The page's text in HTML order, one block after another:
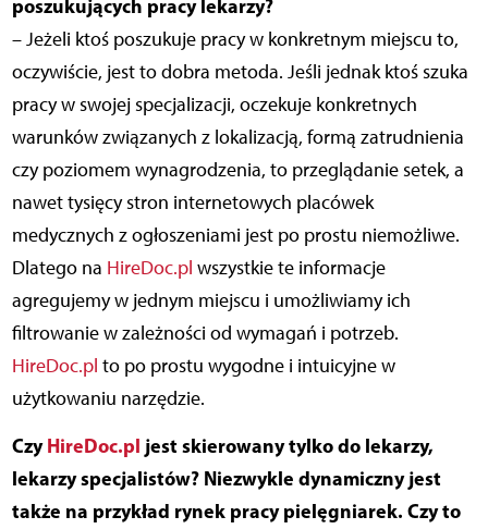
poszukujących pracy lekarzy?
– Jeżeli ktoś poszukuje pracy w konkretnym miejscu to,
oczywiście, jest to dobra metoda. Jeśli jednak ktoś szuka
pracy w swojej specjalizacji, oczekuje konkretnych
warunków związanych z lokalizacją, formą zatrudnienia
czy poziomem wynagrodzenia, to przeglądanie setek, a
nawet tysięcy stron internetowych placówek
medycznych z ogłoszeniami jest po prostu niemożliwe.
Dlatego na HireDoc.pl wszystkie te informacje
agregujemy w jednym miejscu i umożliwiamy ich
filtrowanie w zależności od wymagań i potrzeb.
HireDoc.pl to po prostu wygodne i intuicyjne w
użytkowaniu narzędzie.
CzyHireDoc.pl jest skierowany tylko do lekarzy,
lekarzy specjalistów? Niezwykle dynamiczny jest
także na przykład rynek pracy pielęgniarek. Czy to